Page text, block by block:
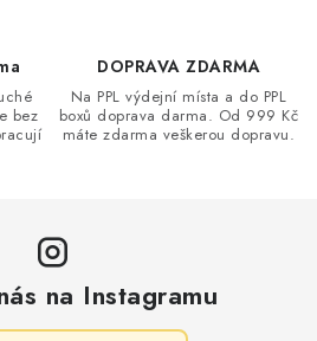
bez
DOPRAVA ZDARMA
Na PPL výdejní místa a do PPL
boxů doprava darma. Od 999 Kč
máte zdarma veškerou dopravu.
na Instagramu